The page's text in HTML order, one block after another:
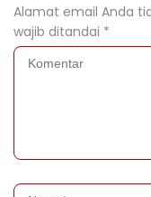
Alamat email Anda
wajib ditandai *